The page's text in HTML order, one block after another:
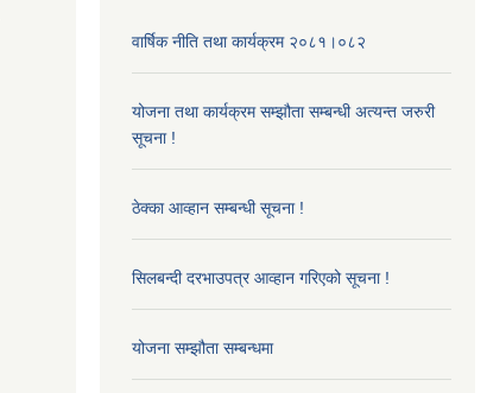
वार्षिक नीति तथा कार्यक्रम २०८१।०८२
योजना तथा कार्यक्रम सम्झौता सम्बन्धी अत्यन्त जरुरी
सूचना !
ठेक्का आव्हान सम्बन्धी सूचना !
सिलबन्दी दरभाउपत्र आव्हान गरिएको सूचना !
योजना सम्झौता सम्बन्धमा